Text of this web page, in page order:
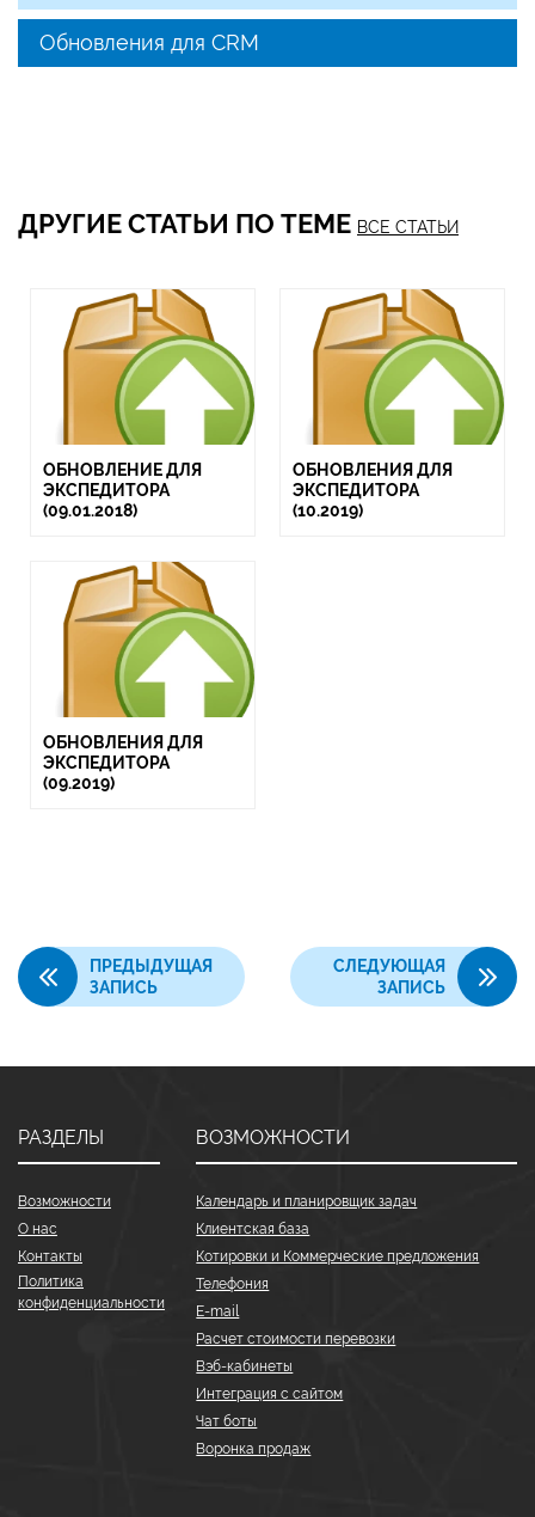
Обновления для CRM
ДРУГИЕ СТАТЬИ ПО ТЕМЕ ВСЕ СТАТЬИ
ОБНОВЛЕНИЕ ДЛЯ
ЭКСПЕДИТОРА
(09.01.2018)
ОБНОВЛЕНИЯ ДЛЯ
ЭКСПЕДИТОРА
(10.2019)
ОБНОВЛЕНИЯ ДЛЯ
ЭКСПЕДИТОРА
(09.2019)
ПРЕДЫДУЩАЯ
ЗАПИСЬ
СЛЕДУЮЩАЯ
ЗАПИСЬ
РАЗДЕЛЫ
Возможности
О нас
Контакты
Политика
конфиденциальности
ВОЗМОЖНОСТИ
Календарь и планировщик задач
Клиентская база
Котировки и Коммерческие предложения
Телефония
E-mail
Расчет стоимости перевозки
Вэб-кабинеты
Интеграция с сайтом
Чат боты
Воронка продаж